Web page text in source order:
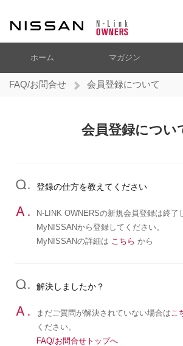
ホーム マガジン
FAQ/お問合せ 会員登録について
会員登録につい
登録の仕方を教えてください
N-LINK OWNERSの新規会員登録は終了
MyNISSANから登録してください。
MyNISSANの詳細は こちら から
解決しましたか？
まだご質問が解決されていない場合はこ
ください。
FAQ/お問合せトップへ